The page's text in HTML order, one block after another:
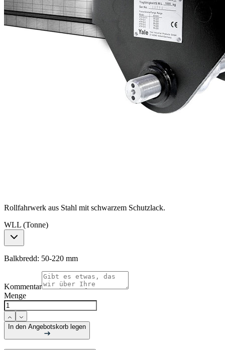
Rollfahrwerk aus Stahl mit schwarzem Schutzlack.
WLL (Tonne)
Balkbredd: 50-220 mm
Kommentar
Menge
In den Angebotskorb legen